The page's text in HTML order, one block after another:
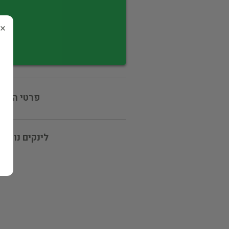
פרטי המוכר
לינקים נוספים
×